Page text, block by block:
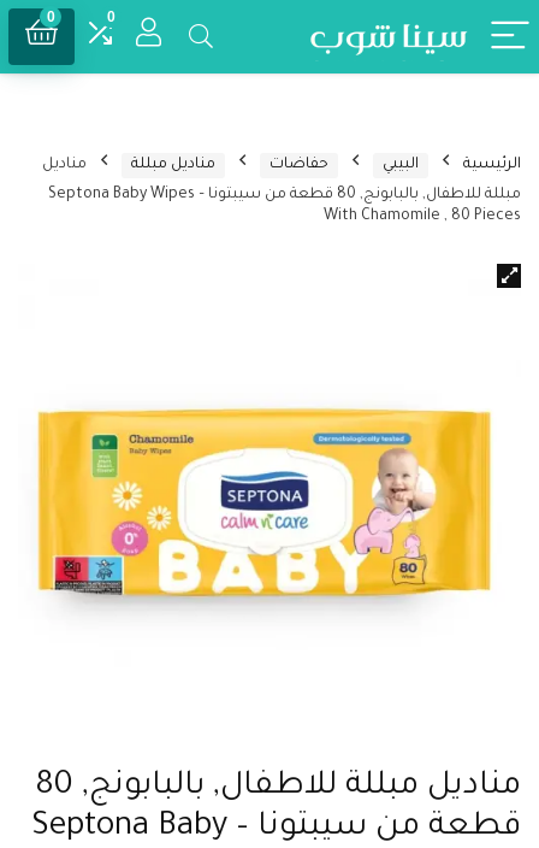
0
0
الرئيسية البيبي حفاضات مناديل مبللة
مناديل
مبللة للاطفال, بالبابونج, 80 قطعة من سيبتونا – Septona Baby Wipes
With Chamomile , 80 Pieces
مناديل مبللة للاطفال, بالبابونج, 80
قطعة من سيبتونا – Septona Baby